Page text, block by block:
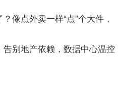
像点外卖一样“点”个大件，
告别地产依赖，数据中心温控